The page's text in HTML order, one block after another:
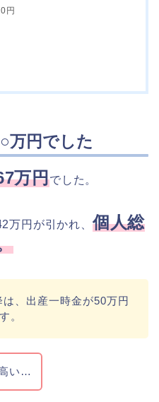
円
万円でした
万円でした。
万円が引かれ、個人総
、出産一時金が50万円
。
い…